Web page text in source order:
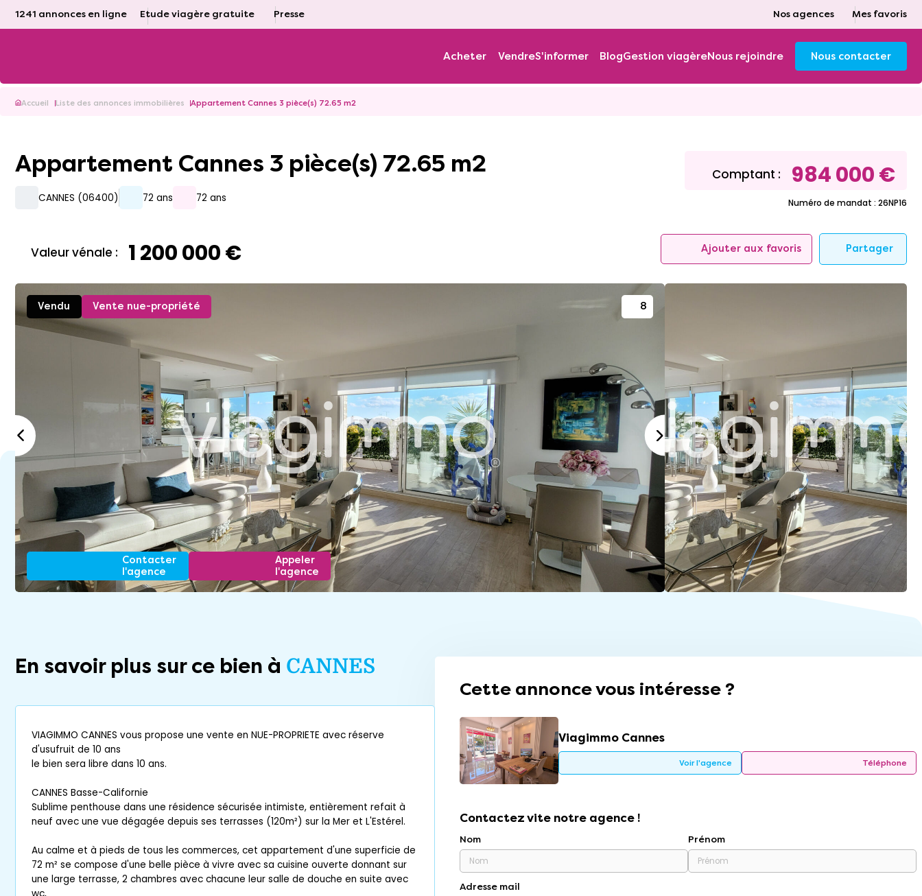
1241 annonces en ligne Etude viagère gratuite Presse Nos agences Mes favoris
Acheter VendreS'informer BlogGestion viagèreNous rejoindre Nous contacter
Accueil Liste des annonces immobilières Appartement Cannes 3 pièce(s) 72.65 m2
Appartement Cannes 3 pièce(s) 72.65 m2
CANNES (06400) 72 ans 72 ans
Comptant : 984 000 €
Numéro de mandat : 26NP16
Valeur vénale : 1 200 000 € Ajouter aux favoris Partager
Vendu Vente nue-propriété 8
Contacter
l'agence
Appeler
l'agence
En savoir plus sur ce bien à CANNES
VIAGIMMO CANNES vous propose une vente en NUE-PROPRIETE avec réserve
d'usufruit de 10 ans
le bien sera libre dans 10 ans.
CANNES Basse-Californie
Sublime penthouse dans une résidence sécurisée intimiste, entièrement refait à
neuf avec une vue dégagée depuis ses terrasses (120m²) sur la Mer et L'Estérel.
Au calme et à pieds de tous les commerces, cet appartement d'une superficie de
72 m² se compose d'une belle pièce à vivre avec sa cuisine ouverte donnant sur
une large terrasse, 2 chambres avec chacune leur salle de douche en suite avec
Cette annonce vous intéresse ?
Viagimmo Cannes
Voir l'agence Téléphone
Contactez vite notre agence !
Nom Prénom
Adresse mail